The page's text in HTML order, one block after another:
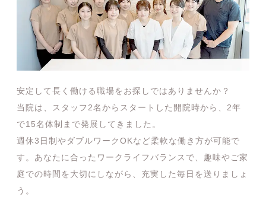
安定して長く働ける職場をお探しではありませんか？
当院は、スタッフ2名からスタートした開院時から、2年
で15名体制まで発展してきました。
週休3日制やダブルワークOKなど柔軟な働き方が可能で
す。あなたに合ったワークライフバランスで、趣味やご家
庭での時間を大切にしながら、充実した毎日を送りましょ
う。